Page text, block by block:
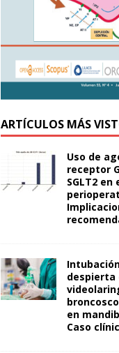
ARTÍCULOS MÁS
Uso de
receptor
SGLT2
despierta
en
Caso